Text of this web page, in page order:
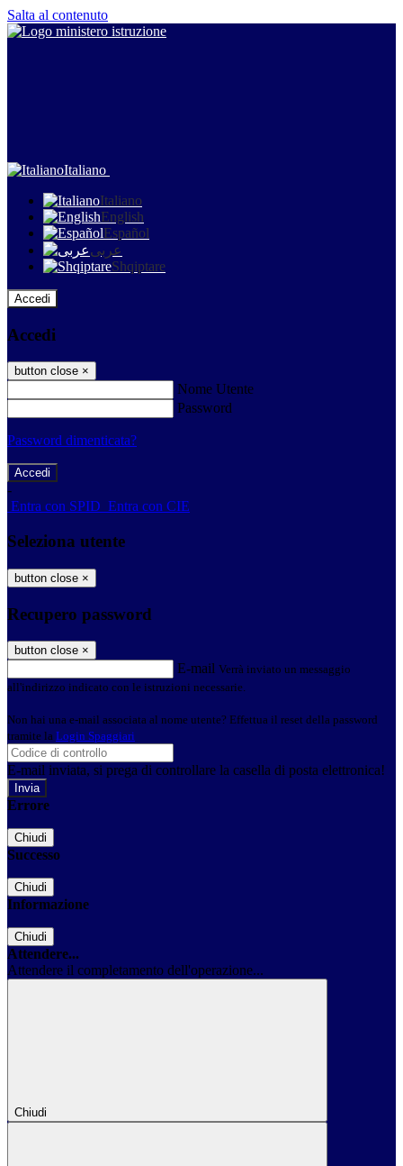
Salta al contenuto
Italiano
Italiano
English
Español
عربى
Shqiptare
Accedi
Accedi
button close ×
Nome Utente
Password
Password dimenticata?
-
Entra con SPID Entra con CIE
Seleziona utente
button close ×
Recupero password
button close ×
E-mail Verrà inviato un messaggio
all'indirizzo indicato con le istruzioni necessarie.
Non hai una e-mail associata al nome utente? Effettua il reset della password
tramite la Login Spaggiari
E-mail inviata, si prega di controllare la casella di posta elettronica!
Errore
Chiudi
Successo
Chiudi
Informazione
Chiudi
Attendere...
Attendere il completamento dell'operazione...
Chiudi